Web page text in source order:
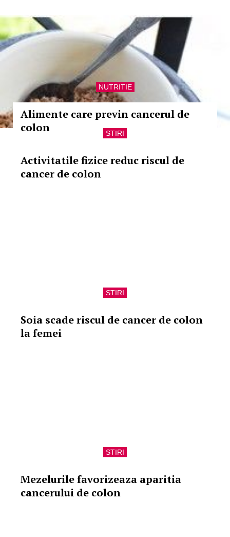
NUTRITIE
Alimente care previn cancerul de
colon
STIRI
Activitatile fizice reduc riscul de
cancer de colon
STIRI
Soia scade riscul de cancer de colon
la femei
STIRI
Mezelurile favorizeaza aparitia
cancerului de colon